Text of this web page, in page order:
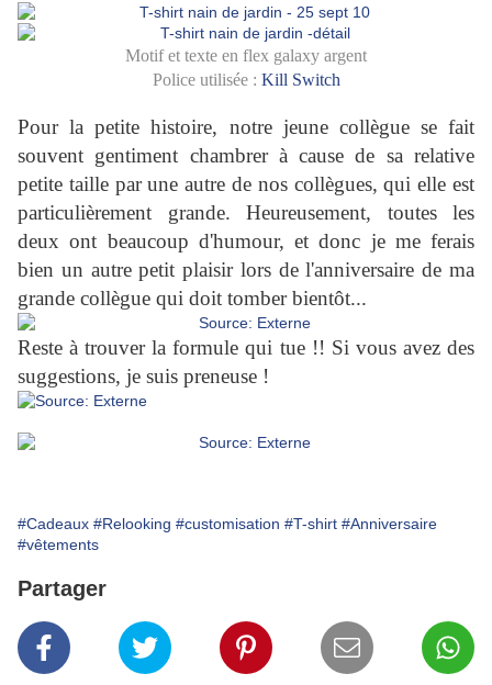
Motif et texte en flex galaxy argent
Police utilisée : Kill Switch
Pour la petite histoire, notre jeune collègue se fait
souvent gentiment chambrer à cause de sa relative
petite taille par une autre de nos collègues, qui elle est
particulièrement grande. Heureusement, toutes les
deux ont beaucoup d'humour, et donc je me ferais
bien un autre petit plaisir lors de l'anniversaire de ma
grande collègue qui doit tomber bientôt...
Reste à trouver la formule qui tue !! Si vous avez des
suggestions, je suis preneuse !
#Cadeaux #Relooking #customisation #T-shirt #Anniversaire
#vêtements
Partager